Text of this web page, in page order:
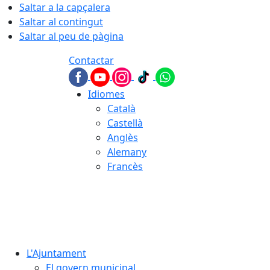
Saltar a la capçalera
Saltar al contingut
Saltar al peu de pàgina
Contactar
Idiomes
Català
Castellà
Anglès
Alemany
Francès
L'Ajuntament